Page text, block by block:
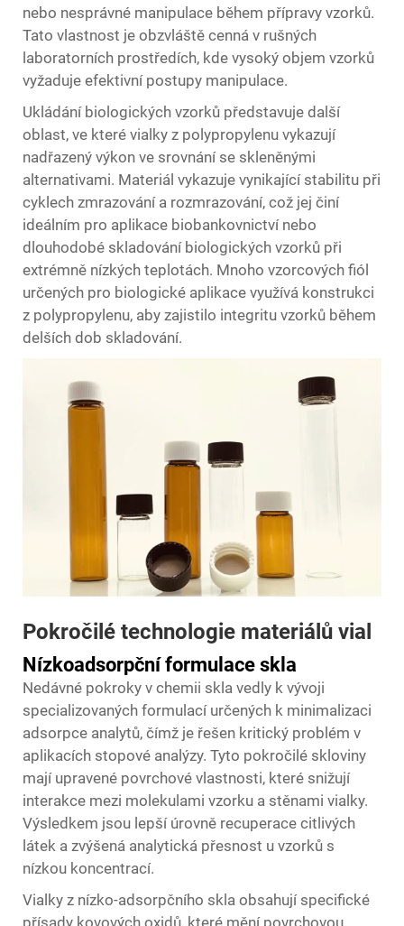
nebo nesprávné manipulace během přípravy vzorků.
Tato vlastnost je obzvláště cenná v rušných
laboratorních prostředích, kde vysoký objem vzorků
vyžaduje efektivní postupy manipulace.
Ukládání biologických vzorků představuje další
oblast, ve které vialky z polypropylenu vykazují
nadřazený výkon ve srovnání se skleněnými
alternativami. Materiál vykazuje vynikající stabilitu při
cyklech zmrazování a rozmrazování, což jej činí
ideálním pro aplikace biobankovnictví nebo
dlouhodobé skladování biologických vzorků při
extrémně nízkých teplotách. Mnoho vzorcových fiól
určených pro biologické aplikace využívá konstrukci
z polypropylenu, aby zajistilo integritu vzorků během
delších dob skladování.
Pokročilé technologie materiálů vial
Nízkoadsorpční formulace skla
Nedávné pokroky v chemii skla vedly k vývoji
specializovaných formulací určených k minimalizaci
adsorpce analytů, čímž je řešen kritický problém v
aplikacích stopové analýzy. Tyto pokročilé skloviny
mají upravené povrchové vlastnosti, které snižují
interakce mezi molekulami vzorku a stěnami vialky.
Výsledkem jsou lepší úrovně recupe­race citlivých
látek a zvýšená analytická přesnost u vzorků s
nízkou koncentrací.
Vialky z nízko-adsorpčního skla obsahují specifické